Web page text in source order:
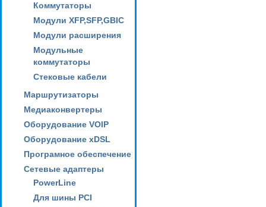
Коммутаторы
Модули XFP,SFP,GBIC
Модули расширения
Модульные
коммутаторы
Стековые кабели
Маршрутизаторы
Медиаконвертеры
Оборудование VOIP
Оборудование xDSL
Програмное обеспечение
Сетевые адаптеры
PowerLine
Для шины PCI